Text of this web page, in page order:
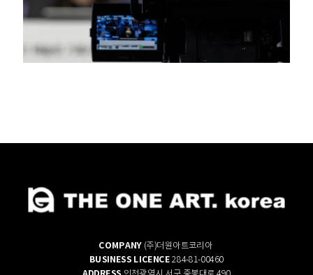
COMPANY(주)더원아트코리아
BUSINESS LICENCE284-81-00460